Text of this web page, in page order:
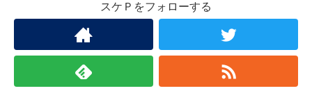
スケＰをフォローする